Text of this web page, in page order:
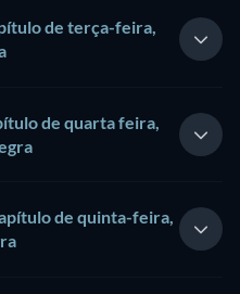
de terça-feira,
de quarta feira,
de quinta-feira,